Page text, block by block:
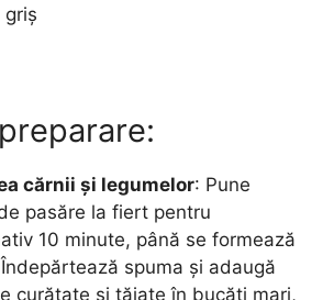
griș
cărnii și legumelor: Pune
pasăre la fiert pentru
10 minute, până se formează
spuma și adaugă
curățate și tăiate în bucăți mari,